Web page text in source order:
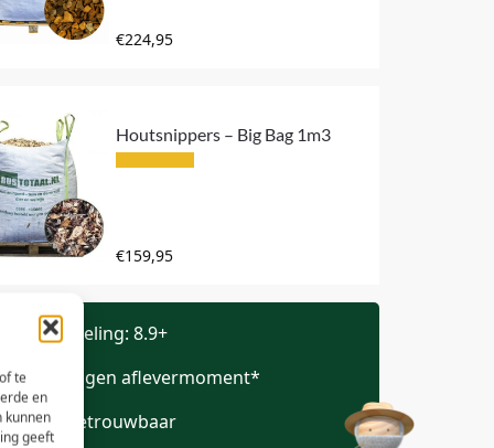
te
en
kunnen
geeft
8.9+
je eigen aflevermoment*
en betrouwbaar
€224,95
Houtsnippers – Big Bag 1m3
€159,95